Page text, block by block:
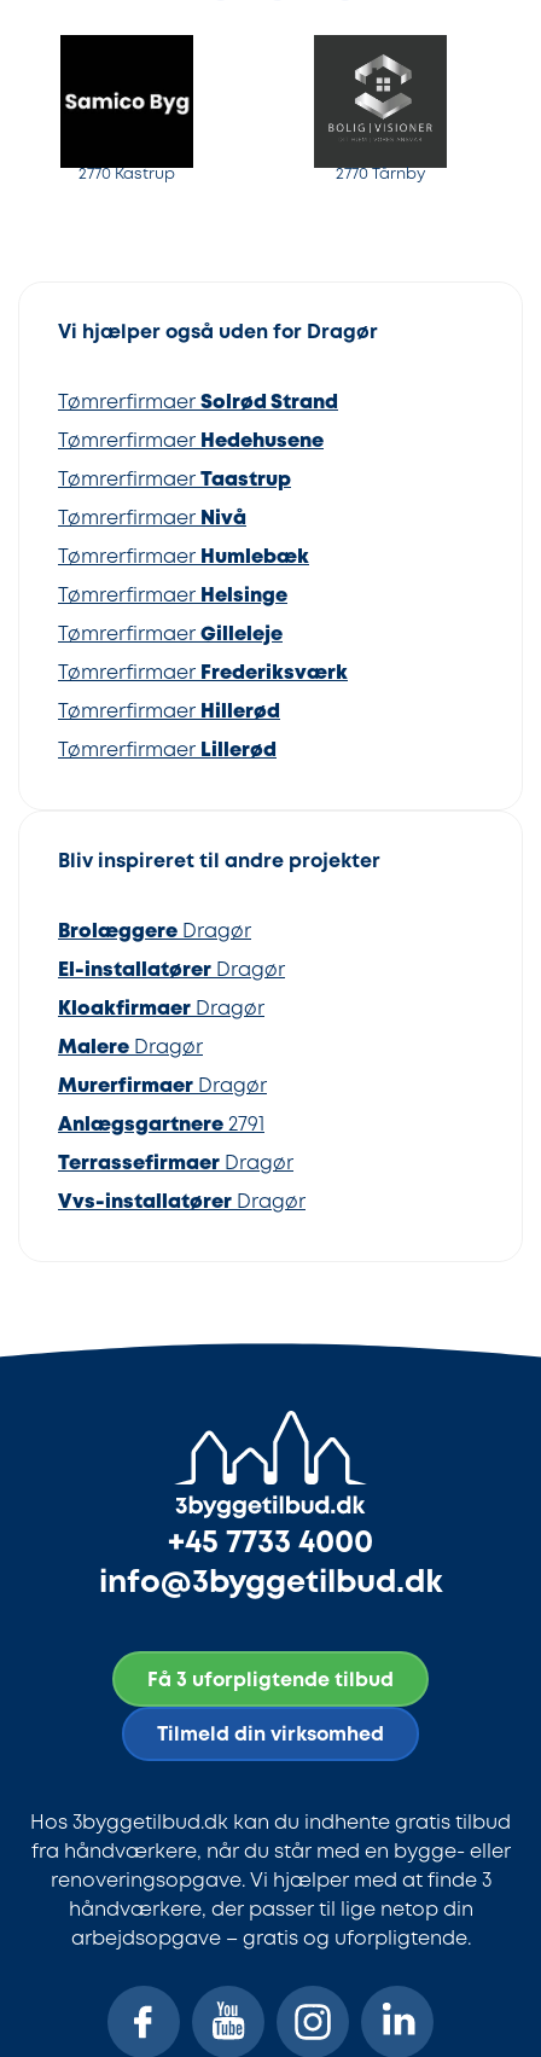
2770 Kastrup 2770 Tårnby
Vi hjælper også uden for Dragør
Tømrerfirmaer Solrød Strand
Tømrerfirmaer Hedehusene
Tømrerfirmaer Taastrup
Tømrerfirmaer Nivå
Tømrerfirmaer Humlebæk
Tømrerfirmaer Helsinge
Tømrerfirmaer Gilleleje
Tømrerfirmaer Frederiksværk
Tømrerfirmaer Hillerød
Tømrerfirmaer Lillerød
Bliv inspireret til andre projekter
Brolæggere Dragør
El-installatører Dragør
Kloakfirmaer Dragør
Malere Dragør
Murerfirmaer Dragør
Anlægsgartnere 2791
Terrassefirmaer Dragør
Vvs-installatører Dragør
+45 7733 4000
info@3byggetilbud.dk
Få 3 uforpligtende tilbud
Tilmeld din virksomhed
Hos 3byggetilbud.dk kan du indhente gratis tilbud
fra håndværkere, når du står med en bygge- eller
renoveringsopgave. Vi hjælper med at finde 3
håndværkere, der passer til lige netop din
arbejdsopgave – gratis og uforpligtende.